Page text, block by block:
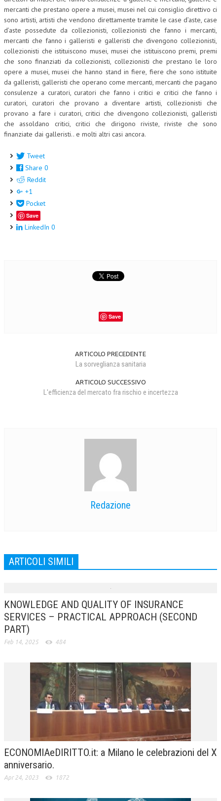
mercanti che prestano opere a musei, musei nel cui consiglio direttivo ci
sono artisti, artisti che vendono direttamente tramite le case d’aste, case
d’aste possedute da collezionisti, collezionisti che fanno i mercanti,
mercanti che fanno i galleristi e galleristi che divengono collezionisti,
collezionisti che istituiscono musei, musei che istituiscono premi, premi
che sono finanziati da collezionisti, collezionisti che prestano le loro
opere a musei, musei che hanno stand in fiere, fiere che sono istituite
da galleristi, galleristi che operano come mercanti, mercanti che pagano
consulenze a curatori, curatori che fanno i critici e critici che fanno i
curatori, curatori che provano a diventare artisti, collezionisti che
provano a fare i curatori, critici che divengono collezionisti, galleristi
che assoldano critici, critici che dirigono riviste, riviste che sono
finanziate dai galleristi.. e molti altri casi ancora.
Tweet
Share 0
Reddit
+1
Pocket
Save
LinkedIn 0
Save
ARTICOLO PRECEDENTE
La sorveglianza sanitaria
ARTICOLO SUCCESSIVO
L'efficienza del mercato fra rischio e incertezza
Redazione
ARTICOLI SIMILI
KNOWLEDGE AND QUALITY OF INSURANCE
SERVICES – PRACTICAL APPROACH (SECOND
PART)
Feb 14, 2025 484
ECONOMIAeDIRITTO.it: a Milano le celebrazioni del X
anniversario.
Apr 24, 2023 1872